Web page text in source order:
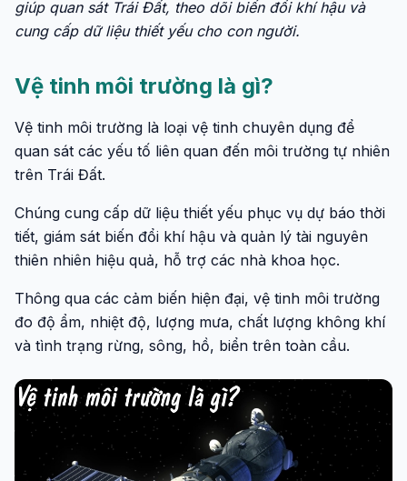
giúp quan sát Trái Đất, theo dõi biến đổi khí hậu và
cung cấp dữ liệu thiết yếu cho con người.
Vệ tinh môi trường là gì?
Vệ tinh môi trường là loại vệ tinh chuyên dụng để
quan sát các yếu tố liên quan đến môi trường tự nhiên
trên Trái Đất.
Chúng cung cấp dữ liệu thiết yếu phục vụ dự báo thời
tiết, giám sát biến đổi khí hậu và quản lý tài nguyên
thiên nhiên hiệu quả, hỗ trợ các nhà khoa học.
Thông qua các cảm biến hiện đại, vệ tinh môi trường
đo độ ẩm, nhiệt độ, lượng mưa, chất lượng không khí
và tình trạng rừng, sông, hồ, biển trên toàn cầu.